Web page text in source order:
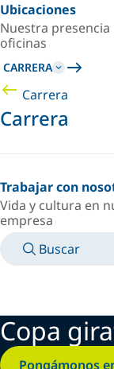
Ubicaciones
Nuestra presencia
oficinas
CARRERA
Carrera
Carrera
Trabajar con
Vida y cultura en
empresa
Buscar
Copa
Pongámonos